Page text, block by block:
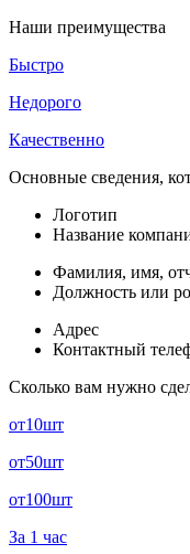
Наши преимущества
Быстро
Недорого
Качественно
Основные сведения,
Логотип
Название
Фамилия, имя,
Должность или
Адрес
Контактный
Сколько вам нужно
от10шт
от50шт
от100шт
За 1 час